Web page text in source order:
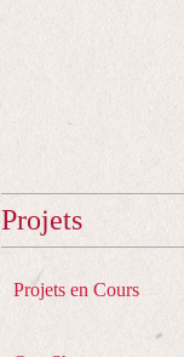
Projets
Projets en Cours